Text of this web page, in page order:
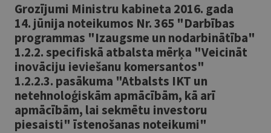
Grozījumi Ministru kabineta 2016. gada
14. jūnija noteikumos Nr. 365 "Darbības
programmas "Izaugsme un nodarbinātība"
1.2.2. specifiskā atbalsta mērķa "Veicināt
inovāciju ieviešanu komersantos"
1.2.2.3. pasākuma "Atbalsts IKT un
netehnoloģiskām apmācībām, kā arī
apmācībām, lai sekmētu investoru
piesaisti" īstenošanas noteikumi"